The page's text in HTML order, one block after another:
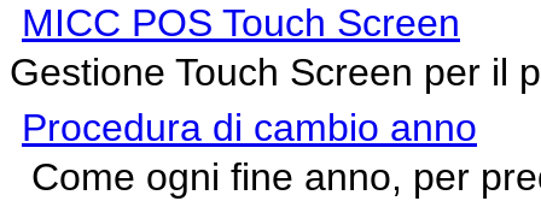
MICC POS Touch Screen
Gestione Touch Screen per il
Procedura di cambio anno
Come ogni fine anno, per